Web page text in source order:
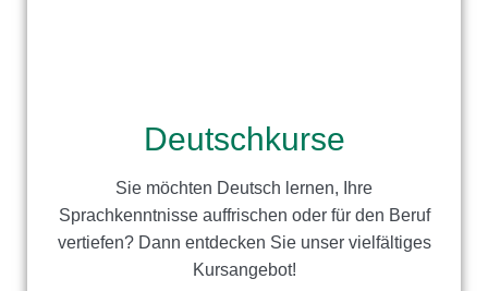
Deutschkurse
Sie möchten Deutsch lernen, Ihre
Sprachkenntnisse auffrischen oder für den Beruf
vertiefen? Dann entdecken Sie unser vielfältiges
Kursangebot!